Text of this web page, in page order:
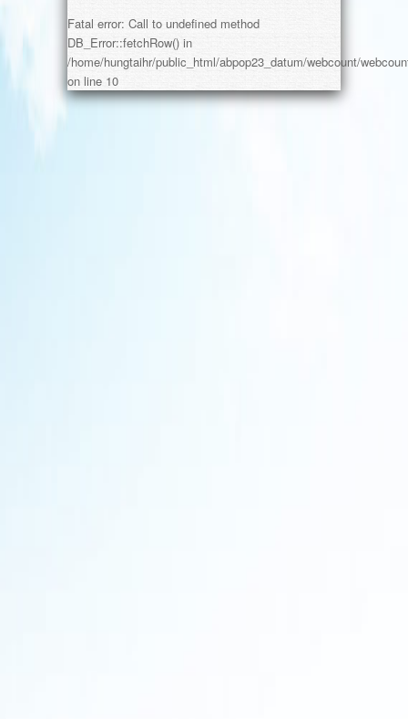
Fatal error: Call to undefined method
DB_Error::fetchRow() in
/home/hungtaihr/public_html/abpop23_datum/webcount/
on line 10